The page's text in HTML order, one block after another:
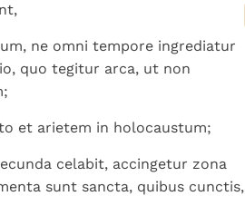
St.
om "naar het
te keren.
ne omni tempore ingrediatur
quo tegitur arca, ut non
et arietem in holocaustum;
celabit, accingetur zona
sunt sancta, quibus cunctis,